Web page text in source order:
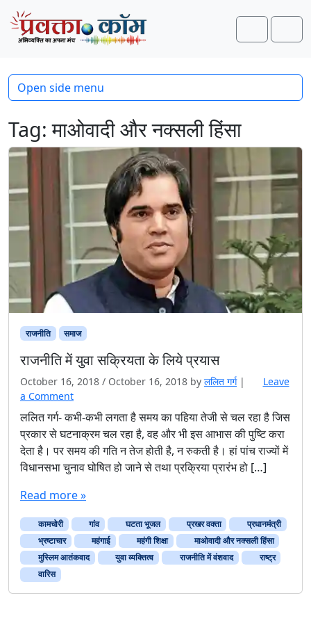
Skip to content
Skip to footer
Search
Tag:माओवादी और नक्सली हिंसा
राजनीति समाज
राजनीति में युवा सक्रियता के लिये प्रयास
October 16, 2018 / October 16, 2018 by ललित गर्ग |
Leave
a Comment
ललित गर्ग- कभी-कभी लगता है समय का पहिया तेजी से चल रहा है जिस
प्रकार से घटनाक्रम चल रहा है, वह और भी इस आभास की पुष्टि करा
देता है। पर समय की गति न तेज होती है, न रुकती है। हां पांच राज्यों में
विधानसभा चुनाव घोषित हो जाने से तथा प्रक्रिया प्रारंभ हो […]
Read more »
कामचोरी गांव घटता भूजल प्रखर वक्ता
प्रधानमंत्री
भ्रष्टाचार
महंगाई महंगी शिक्षा
माओवादी और नक्सली हिंसा
मुस्लिम आतंकवाद
युवा व्यक्तित्व राजनीति में वंशवाद
राष्‍ट्र
वारिस
Open side menu